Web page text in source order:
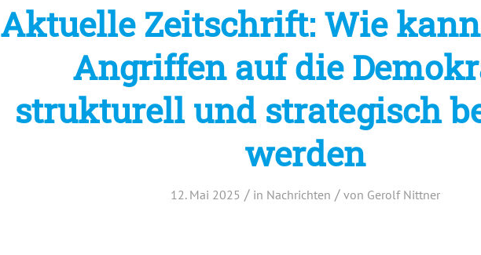
Aktuelle Zeitschrift: Wie
Angriffen auf die
strukturell und strategisch
werden
12. Mai 2025 / in Nachrichten / von Gerolf Nittner